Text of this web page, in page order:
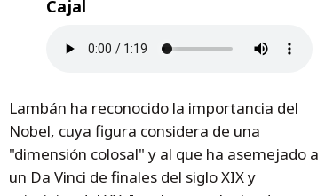
Cajal
Lambán ha reconocido la importancia del
Nobel, cuya figura considera de una
"dimensión colosal" y al que ha asemejado a
un Da Vinci de finales del siglo XIX y